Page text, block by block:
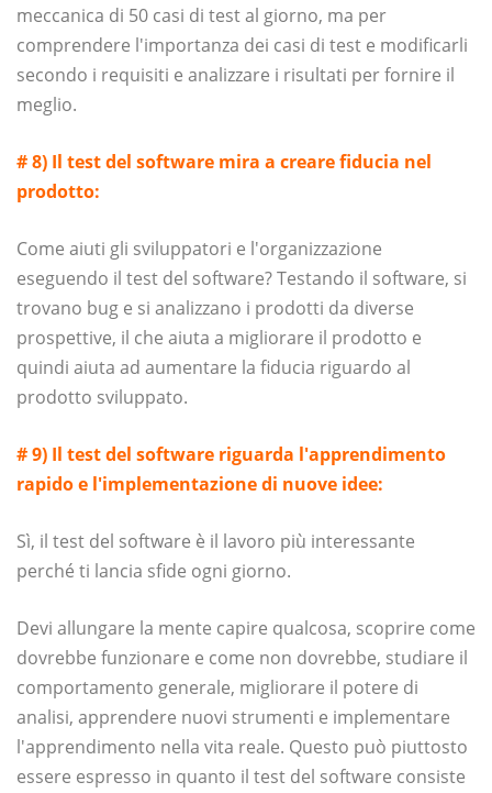
meccanica di 50 casi di test al giorno, ma per
comprendere l'importanza dei casi di test e modificarli
secondo i requisiti e analizzare i risultati per fornire il
meglio.
# 8) Il test del software mira a creare fiducia nel
prodotto:
Come aiuti gli sviluppatori e l'organizzazione
eseguendo il test del software? Testando il software, si
trovano bug e si analizzano i prodotti da diverse
prospettive, il che aiuta a migliorare il prodotto e
quindi aiuta ad aumentare la fiducia riguardo al
prodotto sviluppato.
# 9) Il test del software riguarda l'apprendimento
rapido e l'implementazione di nuove idee:
Sì, il test del software è il lavoro più interessante
perché ti lancia sfide ogni giorno.
Devi allungare la mente capire qualcosa, scoprire come
dovrebbe funzionare e come non dovrebbe, studiare il
comportamento generale, migliorare il potere di
analisi, apprendere nuovi strumenti e implementare
l'apprendimento nella vita reale. Questo può piuttosto
essere espresso in quanto il test del software consiste